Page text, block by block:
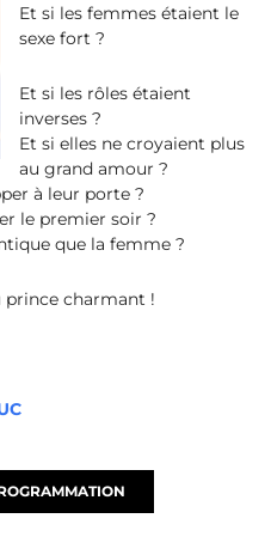
Et si les femmes étaient le
sexe fort ?
Et si les rôles étaient
inverses ?
Et si elles ne croyaient plus
au grand amour ?
à leur porte ?
le premier soir ?
que la femme ?
prince charmant !